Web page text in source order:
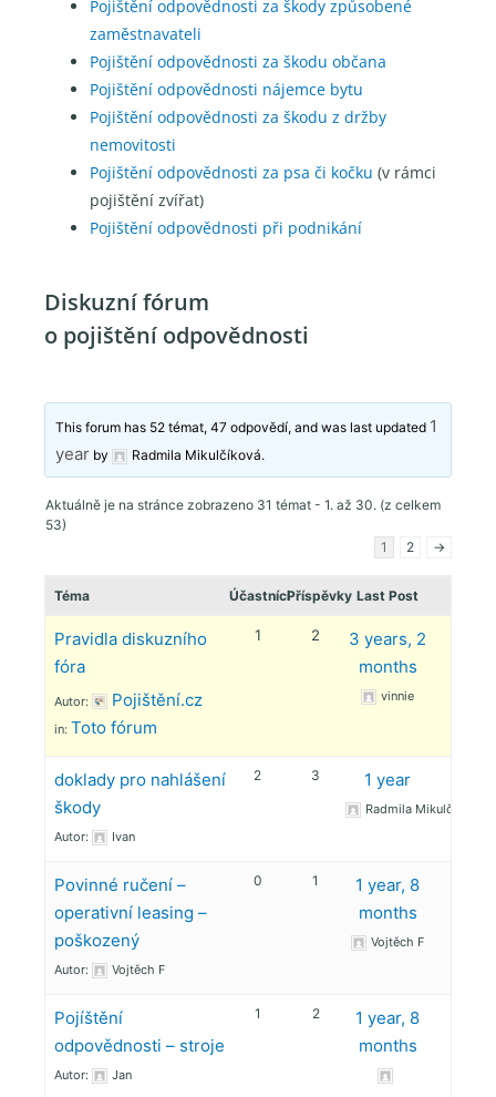
Pojištění odpovědnosti za škody způsobené
zaměstnavateli
Pojištění odpovědnosti za škodu občana
Pojištění odpovědnosti nájemce bytu
Pojištění odpovědnosti za škodu z držby
nemovitosti
Pojištění odpovědnosti za psa či kočku (v rámci
pojištění zvířat)
Pojištění odpovědnosti při podnikání
Diskuzní fórum
o pojištění odpovědnosti
This forum has 52 témat, 47 odpovědí, and was last updated 1
year by Radmila Mikulčíková.
Aktuálně je na stránce zobrazeno 31 témat - 1. až 30. (z celkem
53)
1
2 →
Téma ÚčastníciPříspěvky Last Post
Pravidla diskuzního
fóra
Autor: Pojištění.cz
in: Toto fórum
1 2
3 years, 2
months
vinnie
doklady pro nahlášení
škody
Autor: Ivan
2 3 1 year
Radmila Mikulčíková
Povinné ručení –
operativní leasing –
poškozený
Autor: Vojtěch F
0 1
1 year, 8
months
Vojtěch F
Pojíštění
odpovědnosti – stroje
Autor: Jan
1 2
1 year, 8
months